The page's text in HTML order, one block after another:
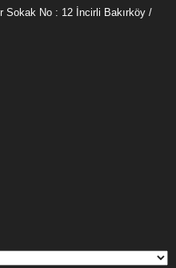
Sokak No : 12 İncirli Bakırköy /